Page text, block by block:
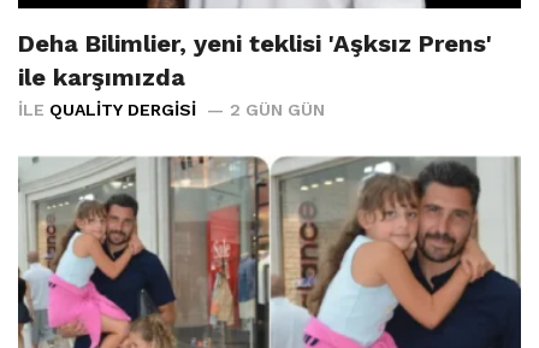
Deha Bilimlier, yeni teklisi 'Aşksız Prens'
ile karşımızda
İLE QUALITY DERGISI 2 GÜN GÜN